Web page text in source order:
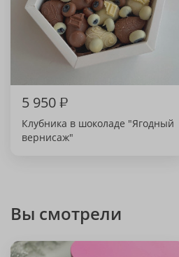
5 950₽
Клубника в шоколаде "Ягодный
вернисаж"
Вы смотрели